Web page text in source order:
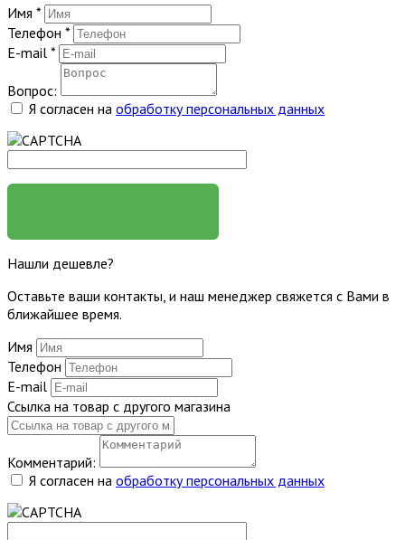
Имя *
Телефон *
E-mail *
Вопрос:
Я согласен на обработку персональных данных
Нашли дешевле?
Оставьте ваши контакты, и наш менеджер свяжется с Вами в
ближайшее время.
Имя
Телефон
E-mail
Ссылка на товар с другого магазина
Комментарий:
Я согласен на обработку персональных данных